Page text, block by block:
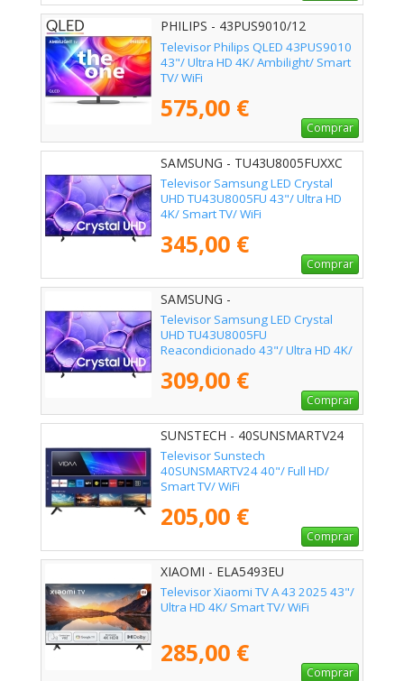
PHILIPS - 43PUS9010/12
Televisor Philips QLED 43PUS9010
43"/ Ultra HD 4K/ Ambilight/ Smart
TV/ WiFi
575,00 €
Comprar
SAMSUNG - TU43U8005FUXXC
Televisor Samsung LED Crystal
UHD TU43U8005FU 43"/ Ultra HD
4K/ Smart TV/ WiFi
345,00 €
Comprar
SAMSUNG -
Televisor Samsung LED Crystal
UHD TU43U8005FU
Reacondicionado 43"/ Ultra HD 4K/
309,00 €
Comprar
SUNSTECH - 40SUNSMARTV24
Televisor Sunstech
40SUNSMARTV24 40"/ Full HD/
Smart TV/ WiFi
205,00 €
Comprar
XIAOMI - ELA5493EU
Televisor Xiaomi TV A 43 2025 43"/
Ultra HD 4K/ Smart TV/ WiFi
285,00 €
Comprar